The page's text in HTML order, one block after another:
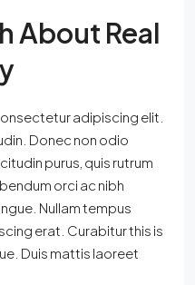
About Real
adipiscing elit.
Donec non odio
purus, quis rutrum
orci ac nibh
Nullam tempus
erat. Curabitur this is
Duis mattis laoreet